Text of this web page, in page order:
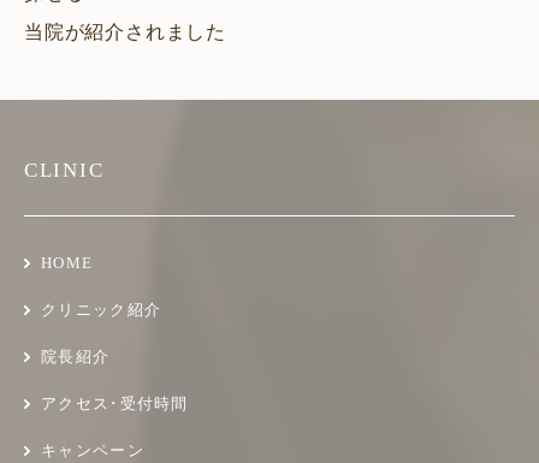
CLINIC
HOME
クリニック紹介
院長紹介
アクセス･受付時間
キャンペーン